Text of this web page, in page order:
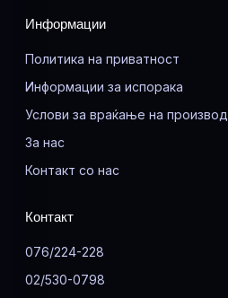
Информации
Политика на приватност
Информации за испорака
Услови за враќање на производ
За нас
Контакт со нас
Контакт
076/224-228
02/530-0798